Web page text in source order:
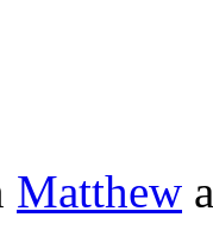
Matthew